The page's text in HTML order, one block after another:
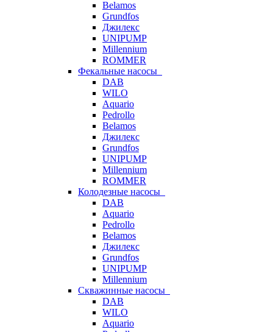
Belamos
Grundfos
Джилекс
UNIPUMP
Millennium
ROMMER
Фекальные насосы
DAB
WILO
Aquario
Pedrollo
Belamos
Джилекс
Grundfos
UNIPUMP
Millennium
ROMMER
Колодезные насосы
DAB
Aquario
Pedrollo
Belamos
Джилекс
Grundfos
UNIPUMP
Millennium
Скважинные насосы
DAB
WILO
Aquario